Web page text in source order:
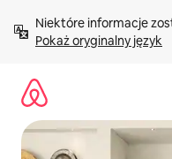
treści Pokaż oryginalny język